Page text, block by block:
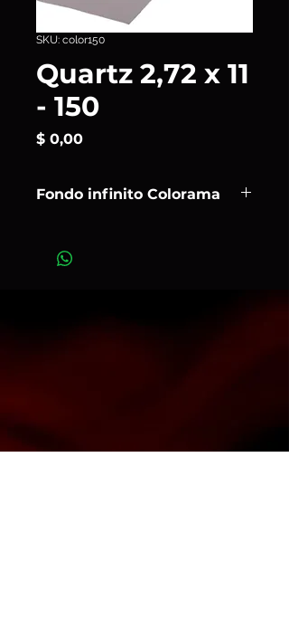
SKU: color150
Quartz 2,72 x 11
- 150
$ 0,00Precio
Fondo infinito Colorama
Art. color150